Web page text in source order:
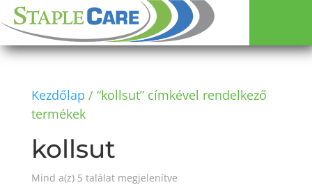
Kezdőlap / “kollsut” címkével rendelkező
termékek
kollsut
Mind a(z) 5 találat megjelenítve